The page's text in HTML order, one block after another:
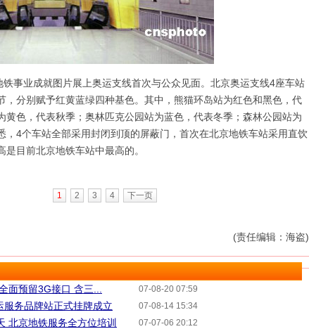
业成就图片展上奥运支线首次与公众见面。北京奥运支线4座车站
，分别赋予红黄蓝绿四种基色。其中，熊猫环岛站为红色和黑色，代
黄色，代表秋季；奥林匹克公园站为蓝色，代表冬季；森林公园站为
，4个车站全部采用封闭到顶的屏蔽门，首次在北京地铁车站采用直饮
是目前北京地铁车站中最高的。
1 2 3 4 下一页
(责任编辑：海盗)
07-08-20 07:59
面预留3G接口 含三...
07-08-14 15:34
务品牌站正式挂牌成立
07-07-06 20:12
北京地铁服务全方位培训